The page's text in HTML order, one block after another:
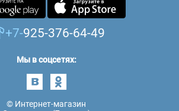
+7-925-376-64-49
Мы в соцсетях:
© Интернет-магазин